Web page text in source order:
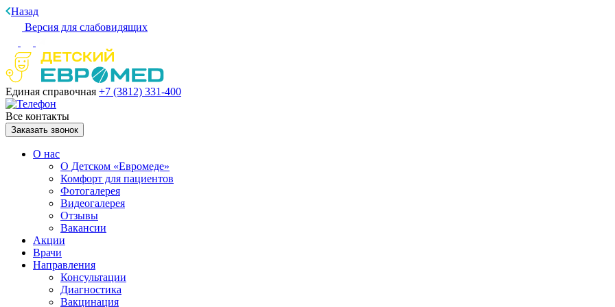
Назад
Версия для слабовидящих
Единая справочная +7 (3812) 331-400
Все контакты
Заказать звонок
О нас
О Детском «Евромеде»
Комфорт для пациентов
Фотогалерея
Видеогалерея
Отзывы
Вакансии
Акции
Врачи
Направления
Консультации
Диагностика
Вакцинация